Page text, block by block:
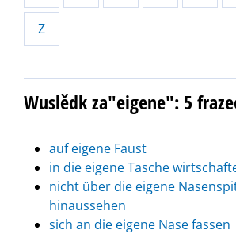
Z
Wuslědk za"eigene": 5
auf eigene Faust
in die eigene Tasche
nicht über die eigene
hinaussehen
sich an die eigene Nase fassen